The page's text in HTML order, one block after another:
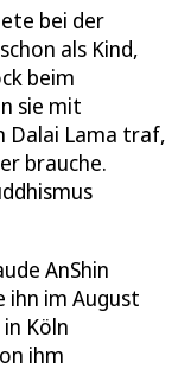
bei der
als Kind,
beim
sie mit
Dalai Lama traf,
brauche.
AnShin
ihn im August
Köln
ihm